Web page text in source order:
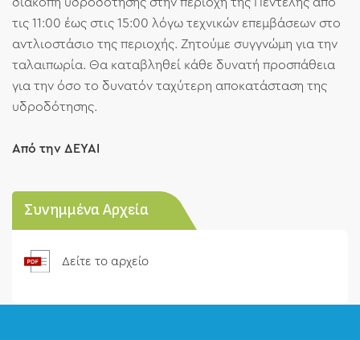
διακοπή υδροδότησης στην περιοχή της Πεντέλης από
τις 11:00 έως στις 15:00 λόγω τεχνικών επεμβάσεων στο
αντλιοστάσιο της περιοχής. Ζητούμε συγγνώμη για την
ταλαιπωρία. Θα καταβληθεί κάθε δυνατή προσπάθεια
για την όσο το δυνατόν ταχύτερη αποκατάσταση της
υδροδότησης.
Από την ΔΕΥΑΙ
Συνημμένα Αρχεία
Δείτε το αρχείο